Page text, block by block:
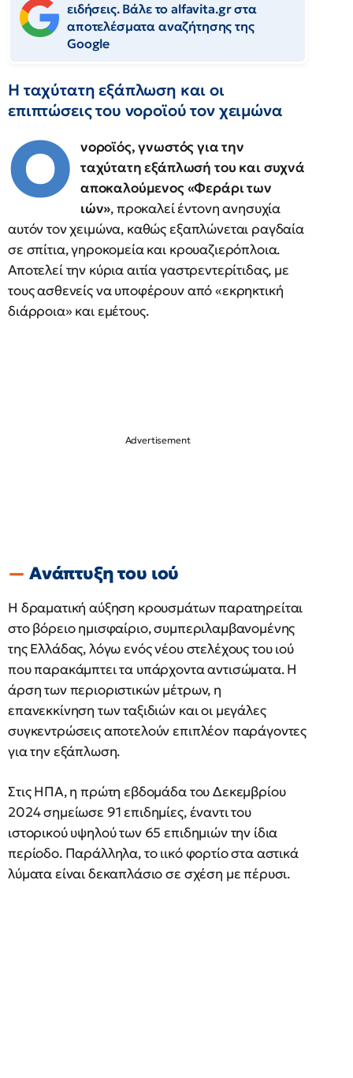
ειδήσεις. Βάλε το alfavita.gr στα
αποτελέσματα αναζήτησης της
Google
Η ταχύτατη εξάπλωση και οι
επιπτώσεις του νοροϊού τον χειμώνα
Ο νοροϊός, γνωστός για την
ταχύτατη εξάπλωσή του και συχνά
αποκαλούμενος «Φεράρι των
ιών», προκαλεί έντονη ανησυχία
αυτόν τον χειμώνα, καθώς εξαπλώνεται ραγδαία
σε σπίτια, γηροκομεία και κρουαζιερόπλοια.
Αποτελεί την κύρια αιτία γαστρεντερίτιδας, με
τους ασθενείς να υποφέρουν από «εκρηκτική
διάρροια» και εμέτους.
Ανάπτυξη του ιού
Η δραματική αύξηση κρουσμάτων παρατηρείται
στο βόρειο ημισφαίριο, συμπεριλαμβανομένης
της Ελλάδας, λόγω ενός νέου στελέχους του ιού
που παρακάμπτει τα υπάρχοντα αντισώματα. Η
άρση των περιοριστικών μέτρων, η
επανεκκίνηση των ταξιδιών και οι μεγάλες
συγκεντρώσεις αποτελούν επιπλέον παράγοντες
για την εξάπλωση.
Στις ΗΠΑ, η πρώτη εβδομάδα του Δεκεμβρίου
2024 σημείωσε 91 επιδημίες, έναντι του
ιστορικού υψηλού των 65 επιδημιών την ίδια
περίοδο. Παράλληλα, το ιικό φορτίο στα αστικά
λύματα είναι δεκαπλάσιο σε σχέση με πέρυσι.